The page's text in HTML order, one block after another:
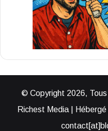
© Copyright 2026,
Richest Media |